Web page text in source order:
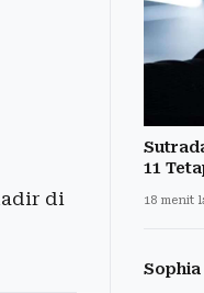
di
11
18 menit
Sophia